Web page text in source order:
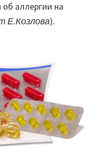
об аллергии на
Е.Козлова).